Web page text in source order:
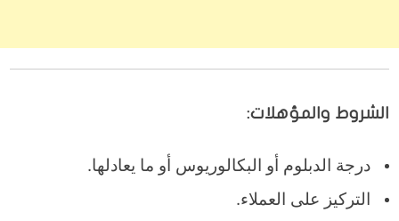
الشروط والمؤهلات:
درجة الدبلوم أو البكالوريوس أو ما يعادلها.
التركيز على العملاء.